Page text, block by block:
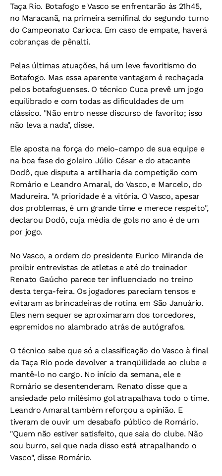
Taça Rio. Botafogo e Vasco se enfrentarão às 21h45,
no Maracanã, na primeira semifinal do segundo turno
do Campeonato Carioca. Em caso de empate, haverá
cobranças de pênalti.
Pelas últimas atuações, há um leve favoritismo do
Botafogo. Mas essa aparente vantagem é rechaçada
pelos botafoguenses. O técnico Cuca prevê um jogo
equilibrado e com todas as dificuldades de um
clássico. "Não entro nesse discurso de favorito; isso
não leva a nada", disse.
Ele aposta na força do meio-campo de sua equipe e
na boa fase do goleiro Júlio César e do atacante
Dodô, que disputa a artilharia da competição com
Romário e Leandro Amaral, do Vasco, e Marcelo, do
Madureira. "A prioridade é a vitória. O Vasco, apesar
dos problemas, é um grande time e merece respeito",
declarou Dodô, cuja média de gols no ano é de um
por jogo.
No Vasco, a ordem do presidente Eurico Miranda de
proibir entrevistas de atletas e até do treinador
Renato Gaúcho parece ter influenciado no treino
desta terça-feira. Os jogadores pareciam tensos e
evitaram as brincadeiras de rotina em São Januário.
Eles nem sequer se aproximaram dos torcedores,
espremidos no alambrado atrás de autógrafos.
O técnico sabe que só a classificação do Vasco à final
da Taça Rio pode devolver a tranqüilidade ao clube e
mantê-lo no cargo. No início da semana, ele e
Romário se desentenderam. Renato disse que a
ansiedade pelo milésimo gol atrapalhava todo o time.
Leandro Amaral também reforçou a opinião. E
tiveram de ouvir um desabafo público de Romário.
"Quem não estiver satisfeito, que saia do clube. Não
sou burro, sei que nada disso está atrapalhando o
Vasco", disse Romário.